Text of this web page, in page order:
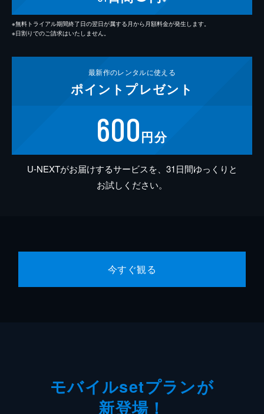
※無料トライアル期間終了日の翌日が属する月から月額料金が発生します。
※日割りでのご請求はいたしません。
最新作のレンタルに使える
ポイント プレゼント
600円分
U-NEXTがお届けするサービスを、31日間ゆっくりと
お試しください。
今すぐ観る
モバイルsetプランが
新登場！